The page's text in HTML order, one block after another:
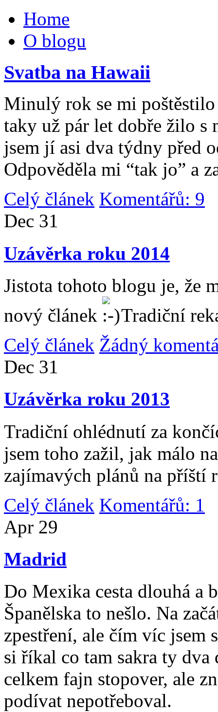
Home
O blogu
Svatba na Hawaii
Minulý rok se mi
taky už pár let dobře žilo
jsem jí asi dva týdny před
Odpověděla mi “tak jo” a
Celý článek Komentářů: 9
Dec 31
Uzávěrka roku 2014
Jistota tohoto blogu je, že
nový článek
Tradiční
Celý článek Žádný
Dec 31
Uzávěrka roku 2013
Tradiční ohlédnutí za
jsem toho zažil, jak málo
zajímavých plánů na příští
Celý článek Komentářů: 1
Apr 29
Madrid
Do Mexika cesta dlouhá a
Španělska to nešlo. Na
zpestření, ale čím víc jsem
si říkal co tam sakra ty
celkem fajn stopover, ale
podívat nepotřeboval.